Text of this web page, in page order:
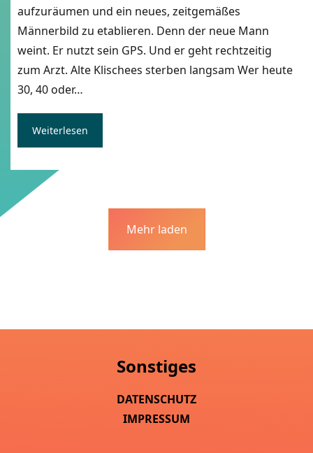
aufzuräumen und ein neues, zeitgemäßes
Männerbild zu etablieren. Denn der neue Mann
weint. Er nutzt sein GPS. Und er geht rechtzeitig
zum Arzt. Alte Klischees sterben langsam Wer heute
30, 40 oder…
Weiterlesen
Mehr laden
Sonstiges
DATENSCHUTZ
IMPRESSUM